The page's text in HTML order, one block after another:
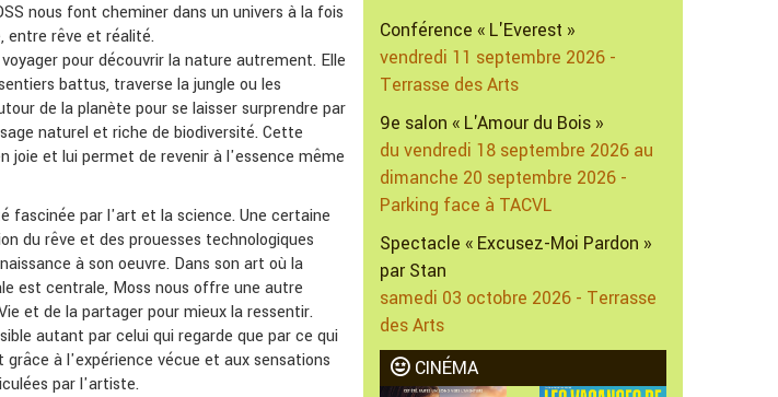
nous font cheminer dans un univers à la fois
entre rêve et réalité.
pour découvrir la nature autrement. Elle
battus, traverse la jungle ou les
de la planète pour se laisser surprendre par
naturel et riche de biodiversité. Cette
joie et lui permet de revenir à l'essence même
fascinée par l'art et la science. Une certaine
du rêve et des prouesses technologiques
à son oeuvre. Dans son art où la
est centrale, Moss nous offre une autre
et de la partager pour mieux la ressentir.
autant par celui qui regarde que par ce qui
à l'expérience vécue et aux sensations
par l'artiste.
Conférence « L'Everest »
vendredi 11 septembre 2026 -
Terrasse des Arts
9e salon « L'Amour du Bois »
du vendredi 18 septembre 2026 au
dimanche 20 septembre 2026 -
Parking face à TACVL
Spectacle « Excusez-Moi Pardon »
par Stan
samedi 03 octobre 2026 - Terrasse
des Arts
CINÉMA